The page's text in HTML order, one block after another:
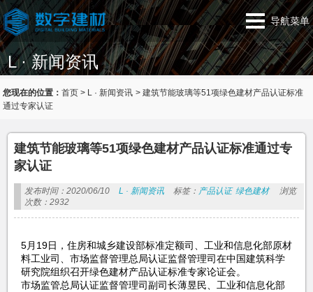
导航菜单
L · 新闻资讯
您现在的位置：首页 > L · 新闻资讯 >建筑节能玻璃等51项绿色建材产品认证标准
通过专家认证
建筑节能玻璃等51项绿色建材产品认证标准通过专
家认证
发布时间：2020/06/10 L · 新闻资讯 标签： 产品认证 绿色建材
浏览
次数：2932
5月19日，住房和城乡建设部标准定额司、工业和信息化部原材
料工业司、市场监督管理总局认证监督管理司在中国建筑科学
研究院组织召开绿色建材产品认证标准专家论证会。
市场监管总局认证监督管理司副司长薄昱民、工业和信息化部